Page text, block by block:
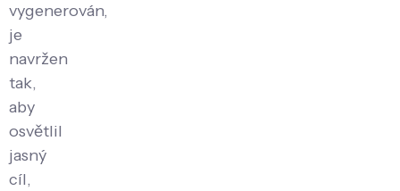
vygenerován,
je
navržen
tak,
aby
osvětlil
jasný
cíl,